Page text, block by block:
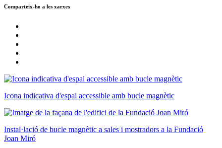
Comparteix-ho a les xarxes
Icona indicativa d'espai accessible amb bucle magnètic
Instal·lació de bucle magnètic a sales i mostradors a la Fundació
Joan Miró